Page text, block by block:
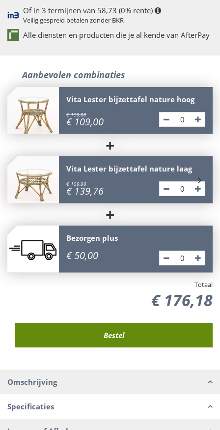
Of in 3 termijnen van 58,73 (0% rente)
Veilig gespreid betalen zonder BKR
Alle diensten en producten die je al kende van AfterPay
Aanbevolen combinaties
Vita Lester bijzettafel nature hoog
€ 159,00
€ 109,00
+
Vita Lester bijzettafel nature laag
€ 159,00
€ 139,76
+
Bezorgen plus
€ 50,00
Totaal
€ 176,18
Omschrijving
Specificaties